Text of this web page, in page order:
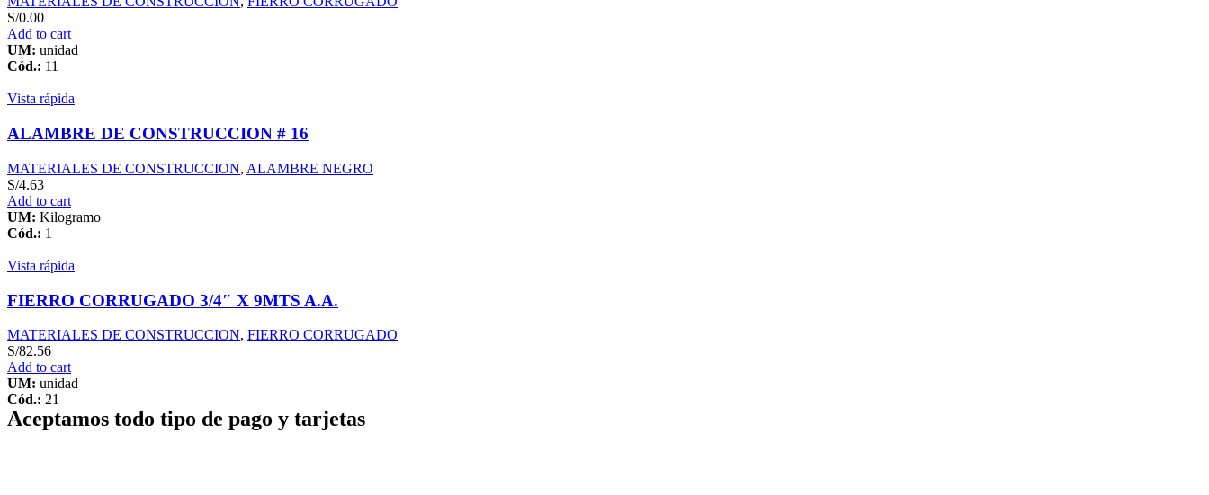
S/0.00
Add to cart
UM: unidad
Cód.: 11
Vista rápida
ALAMBRE DE CONSTRUCCION # 16
MATERIALES DE CONSTRUCCION, ALAMBRE NEGRO
S/4.63
Add to cart
UM: Kilogramo
Cód.: 1
Vista rápida
FIERRO CORRUGADO 3/4″ X 9MTS A.A.
MATERIALES DE CONSTRUCCION, FIERRO CORRUGADO
S/82.56
Add to cart
UM: unidad
Cód.: 21
Aceptamos todo tipo de pago y tarjetas